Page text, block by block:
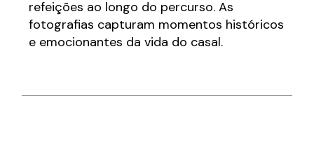
refeições ao longo do percurso. As
fotografias capturam momentos históricos
e emocionantes da vida do casal.